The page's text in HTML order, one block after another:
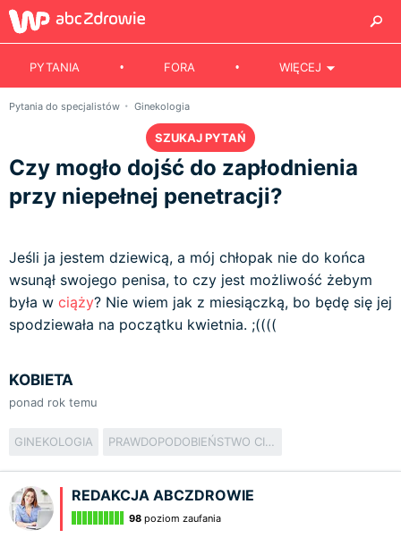
PYTANIA FORA WIĘCEJ
Pytania do specjalistów Ginekologia
SZUKAJ PYTAŃ
Czy mogło dojść do zapłodnienia
przy niepełnej penetracji?
Jeśli ja jestem dziewicą, a mój chłopak nie do końca
wsunął swojego penisa, to czy jest możliwość żebym
była w ciąży? Nie wiem jak z miesiączką, bo będę się jej
spodziewała na początku kwietnia. ;((((
KOBIETA
ponad rok temu
GINEKOLOGIA PRAWDOPODOBIEŃSTWO CIĄŻY
REDAKCJA ABCZDROWIE
98 poziom zaufania